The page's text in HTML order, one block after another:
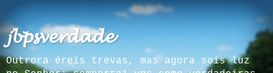
𝓳𝓫𝓹𝓼𝓿𝓮𝓻𝓭𝓪𝓭𝓮
Outrora éreis trevas, mas agora sois luz